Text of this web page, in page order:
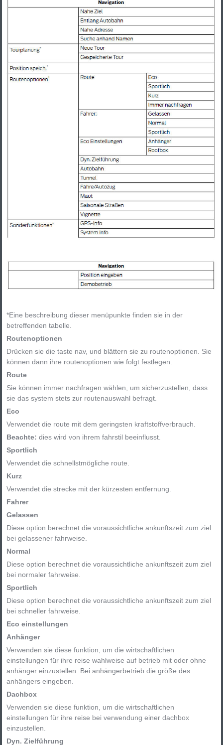
*Eine beschreibung dieser menüpunkte finden sie in der
betreffenden tabelle.
Routenoptionen
Drücken sie die taste nav, und blättern sie zu routenoptionen. Sie
können dann ihre routenoptionen wie folgt festlegen.
Route
Sie können immer nachfragen wählen, um sicherzustellen, dass
sie das system stets zur routenauswahl befragt.
Eco
Verwendet die route mit dem geringsten kraftstoffverbrauch.
Beachte: dies wird von ihrem fahrstil beeinflusst.
Sportlich
Verwendet die schnellstmögliche route.
Kurz
Verwendet die strecke mit der kürzesten entfernung.
Fahrer
Gelassen
Diese option berechnet die voraussichtliche ankunftszeit zum ziel
bei gelassener fahrweise.
Normal
Diese option berechnet die voraussichtliche ankunftszeit zum ziel
bei normaler fahrweise.
Sportlich
Diese option berechnet die voraussichtliche ankunftszeit zum ziel
bei schneller fahrweise.
Eco einstellungen
Anhänger
Verwenden sie diese funktion, um die wirtschaftlichen
einstellungen für ihre reise wahlweise auf betrieb mit oder ohne
anhänger einzustellen. Bei anhängerbetrieb die größe des
anhängers eingeben.
Dachbox
Verwenden sie diese funktion, um die wirtschaftlichen
einstellungen für ihre reise bei verwendung einer dachbox
einzustellen.
Dyn. Zielführung